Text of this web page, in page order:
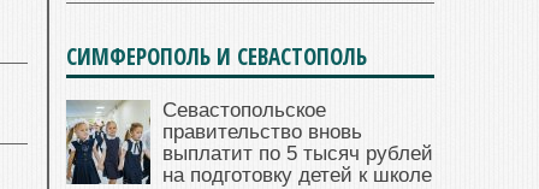
СИМФЕРОПОЛЬ И СЕВАСТОПОЛЬ
Севастопольское
правительство вновь
выплатит по 5 тысяч рублей
на подготовку детей к школе